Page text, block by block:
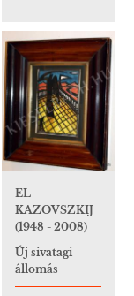
EL
KAZOVSZKIJ
(1948 - 2008)
Új sivatagi
állomás